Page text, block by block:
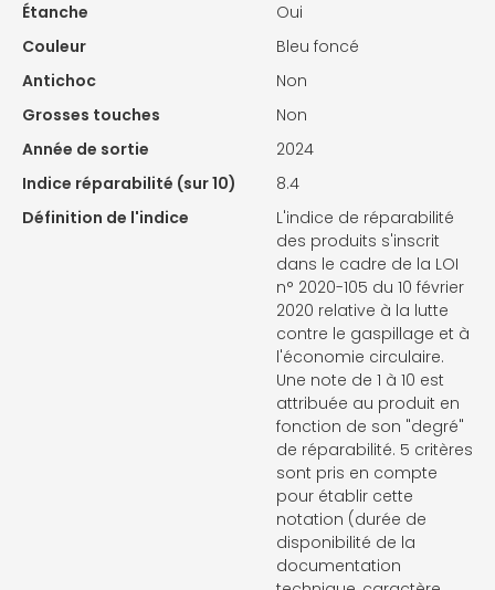
Étanche
Oui
Couleur
Bleu foncé
Antichoc
Non
Grosses touches
Non
Année de sortie
2024
Indice réparabilité (sur 10)
8.4
Définition de l'indice
L'indice de réparabilité
des produits s'inscrit
dans le cadre de la LOI
n° 2020-105 du 10 février
2020 relative à la lutte
contre le gaspillage et à
l'économie circulaire.
Une note de 1 à 10 est
attribuée au produit en
fonction de son "degré"
de réparabilité. 5 critères
sont pris en compte
pour établir cette
notation (durée de
disponibilité de la
documentation